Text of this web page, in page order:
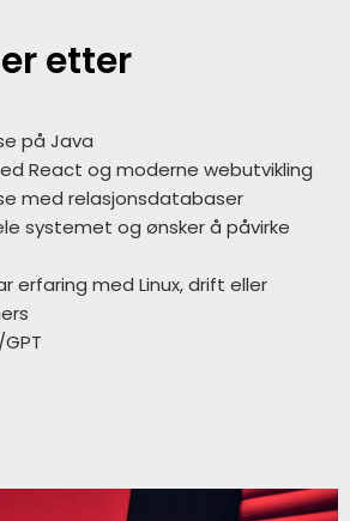
etter
på Java
React og moderne webutvikling
med relasjonsdatabaser
systemet og ønsker å påvirke
erfaring med Linux, drift eller